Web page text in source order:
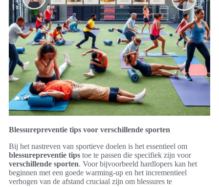
Blessurepreventie tips voor verschillende sporten
Bij het nastreven van sportieve doelen is het essentieel om
blessurepreventie tips toe te passen die specifiek zijn voor
verschillende sporten. Voor bijvoorbeeld hardlopers kan het
beginnen met een goede warming-up en het incrementieel
verhogen van de afstand cruciaal zijn om blessures te